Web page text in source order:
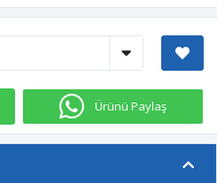
Ürünü Paylaş